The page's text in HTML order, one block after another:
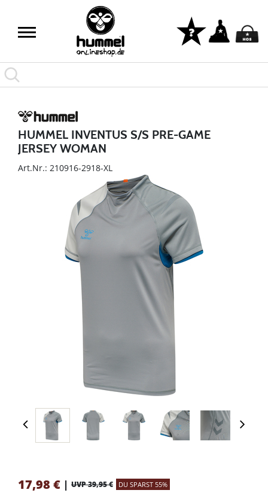
HUMMEL INVENTUS S/S PRE-GAME
JERSEY WOMAN
Art.Nr.: 210916-2918-XL
17,98 € | UVP 39,95 € DU SPARST 55%